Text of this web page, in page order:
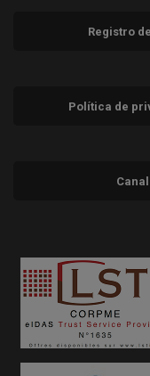
Registro
Política de